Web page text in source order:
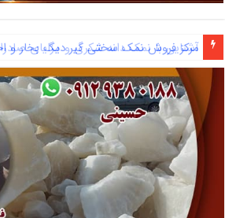
مرکز فروش نمک سختی گیر دیگ بخار و